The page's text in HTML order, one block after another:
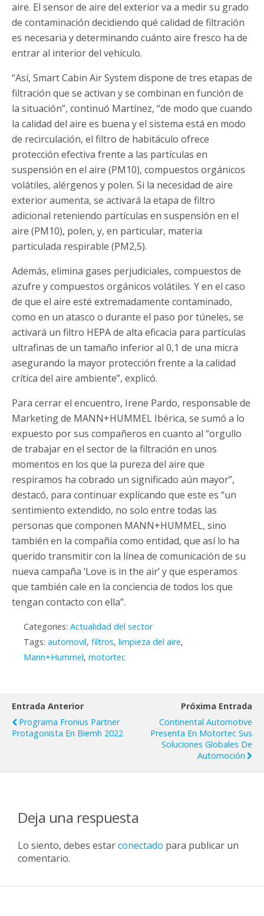
aire. El sensor de aire del exterior va a medir su grado
de contaminación decidiendo qué calidad de filtración
es necesaria y determinando cuánto aire fresco ha de
entrar al interior del vehículo.
“Así, Smart Cabin Air System dispone de tres etapas de
filtración que se activan y se combinan en función de
la situación”, continuó Martínez, “de modo que cuando
la calidad del aire es buena y el sistema está en modo
de recirculación, el filtro de habitáculo ofrece
protección efectiva frente a las partículas en
suspensión en el aire (PM10), compuestos orgánicos
volátiles, alérgenos y polen. Si la necesidad de aire
exterior aumenta, se activará la etapa de filtro
adicional reteniendo partículas en suspensión en el
aire (PM10), polen, y, en particular, materia
particulada respirable (PM2,5).
Además, elimina gases perjudiciales, compuestos de
azufre y compuestos orgánicos volátiles. Y en el caso
de que el aire esté extremadamente contaminado,
como en un atasco o durante el paso por túneles, se
activará un filtro HEPA de alta eficacia para partículas
ultrafinas de un tamaño inferior al 0,1 de una micra
asegurando la mayor protección frente a la calidad
crítica del aire ambiente”, explicó.
Para cerrar el encuentro, Irene Pardo, responsable de
Marketing de MANN+HUMMEL Ibérica, se sumó a lo
expuesto por sus compañeros en cuanto al “orgullo
de trabajar en el sector de la filtración en unos
momentos en los que la pureza del aire que
respiramos ha cobrado un significado aún mayor”,
destacó, para continuar explicando que este es “un
sentimiento extendido, no solo entre todas las
personas que componen MANN+HUMMEL, sino
también en la compañía como entidad, que así lo ha
querido transmitir con la línea de comunicación de su
nueva campaña ‘Love is in the air’ y que esperamos
que también cale en la conciencia de todos los que
tengan contacto con ella”.
Categories: Actualidad del sector
Tags: automovil, filtros, limpieza del aire,
Mann+Hummel, motortec
Entrada Anterior
Programa Fronius Partner
Protagonista En Biemh 2022
Próxima Entrada
Continental Automotive
Presenta En Motortec Sus
Soluciones Globales De
Automoción
Deja una respuesta
Lo siento, debes estarconectado para publicar un
comentario.